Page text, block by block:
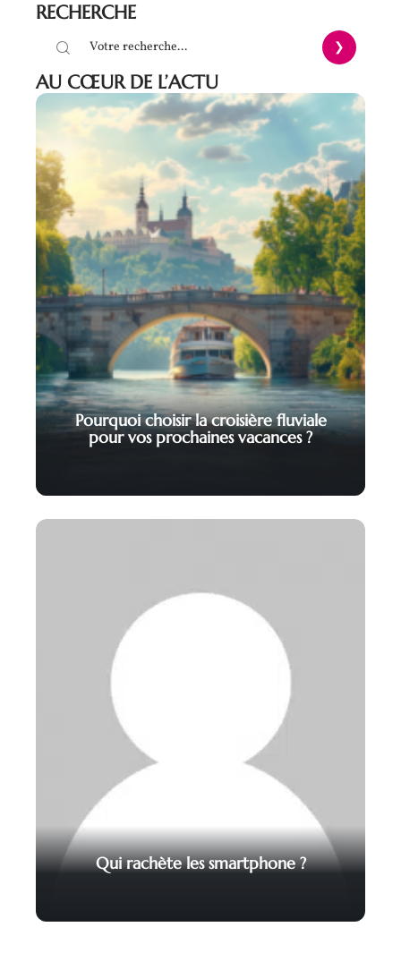
RECHERCHE
AU CŒUR DE L’ACTU
Pourquoi choisir la croisière fluviale
pour vos prochaines vacances ?
Qui rachète les smartphone ?